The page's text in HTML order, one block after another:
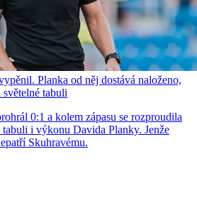
Planka od něj dostává naloženo,
tabuli
0:1 a kolem zápasu se rozproudila
tabuli i výkonu Davida Planky. Jenže
Skuhravému.